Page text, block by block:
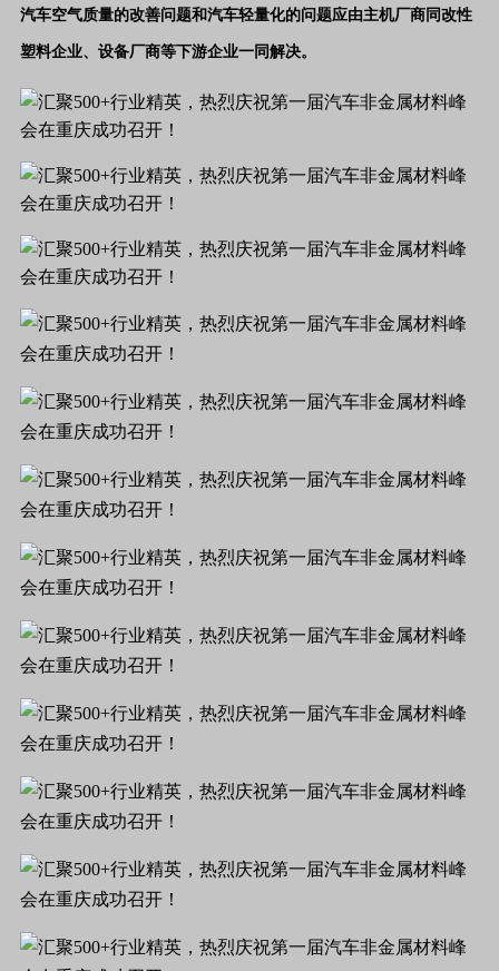
汽车空气质量的改善问题和汽车轻量化的问题应由主机厂商同改性
塑料企业、设备厂商等下游企业一同解决。